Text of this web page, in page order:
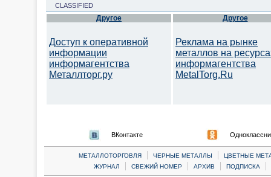
CLASSIFIED
Другое
Доступ к оперативной
информации
информагентства
Металлторг.ру
Другое
Реклама на рынке
металлов на
информагентства
MetalTorg.Ru
ВКонтакте
МЕТАЛЛОТОРГОВЛЯ | ЧЕРНЫЕ МЕТАЛЛЫ |
ЦВЕТНЫЕ
ЖУРНАЛ
| СВЕЖИЙ НОМЕР | АРХИВ | ПОДПИСКА |